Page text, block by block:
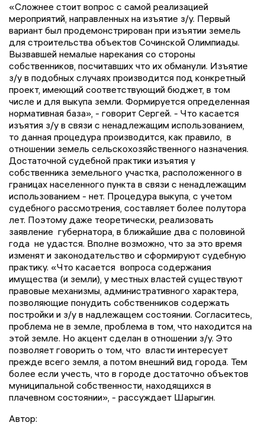
«Сложнее стоит вопрос с самой реализацией
мероприятий, направленных на изъятие з/у. Первый
вариант был продемонстрирован при изъятии земель
для строительства объектов Сочинской Олимпиады.
Вызвавшей немалые нарекания со стороны
собственников, посчитавших что их обманули. Изъятие
з/у в подобных случаях производится под конкретный
проект, имеющий соответствующий бюджет, в том
числе и для выкупа земли. Формируется определенная
нормативная база», - говорит Сергей. - Что касается
изъятия з/у в связи с ненадлежащим использованием,
то данная процедура производится, как правило, в
отношении земель сельскохозяйственного назначения.
Достаточной судебной практики изъятия у
собственника земельного участка, расположенного в
границах населенного пункта в связи с ненадлежащим
использованием - нет. Процедура выкупа, с учетом
судебного рассмотрения, составляет более полутора
лет. Поэтому даже теоретически, реализовать
заявление губернатора, в ближайшие два с половиной
года не удастся. Вполне возможно, что за это время
изменят и законодательство и сформируют судебную
практику. «Что касается вопроса содержания
имущества (и земли), у местных властей существуют
правовые механизмы, административного характера,
позволяющие понудить собственников содержать
постройки и з/у в надлежащем состоянии. Согласитесь,
проблема не в земле, проблема в том, что находится на
этой земле. Но акцент сделан в отношении з/у. Это
позволяет говорить о том, что власти интересует
прежде всего земля, а потом внешний вид города. Тем
более если учесть, что в городе достаточно объектов
муниципальной собственности, находящихся в
плачевном состоянии», - рассуждает Шарыгин.
Автор: